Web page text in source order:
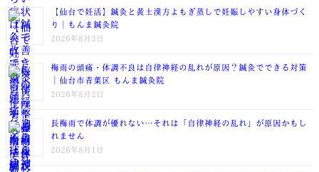
【仙台で妊活】鍼灸と黄土漢方よもぎ蒸しで妊娠しやすい身体づく
り｜もんま鍼灸院
2026年8月3日
梅雨の頭痛・体調不良は自律神経の乱れが原因？鍼灸でできる対策
｜仙台市青葉区 もんま鍼灸院
2026年8月2日
長梅雨で体調が優れない…それは「自律神経の乱れ」が原因かもし
れません
2026年8月1日